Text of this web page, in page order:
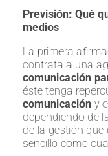
Previsión: Qué
medios
La primera
contrata a una
comunicación
éste tenga
comunicación y
dependiendo de
de la gestión
sencillo como